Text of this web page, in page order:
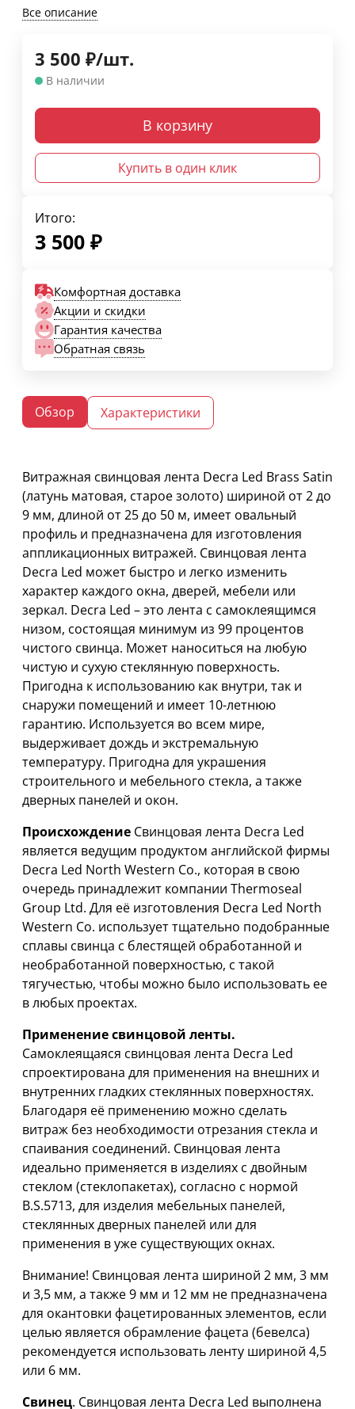
Все описание
3 500 ₽/шт.
В наличии
В корзину
Купить в один клик
Итого:
3 500 ₽
Комфортная доставка
Акции и скидки
Гарантия качества
Обратная связь
Обзор Характеристики
Витражная свинцовая лента Decra Led Brass Satin
(латунь матовая, старое золото) шириной от 2 до
9 мм, длиной от 25 до 50 м, имеет овальный
профиль и предназначена для изготовления
аппликационных витражей. Свинцовая лента
Decra Led может быстро и легко изменить
характер каждого окна, дверей, мебели или
зеркал. Decra Led – это лента с самоклеящимся
низом, состоящая минимум из 99 процентов
чистого свинца. Может наноситься на любую
чистую и сухую стеклянную поверхность.
Пригодна к использованию как внутри, так и
снаружи помещений и имеет 10-летнюю
гарантию. Используется во всем мире,
выдерживает дождь и экстремальную
температуру. Пригодна для украшения
строительного и мебельного стекла, а также
дверных панелей и окон.
Происхождение Свинцовая лента Decra Led
является ведущим продуктом английской фирмы
Decra Led North Western Co., которая в свою
очередь принадлежит компании Thermoseal
Group Ltd. Для её изготовления Decra Led North
Western Co. использует тщательно подобранные
сплавы свинца с блестящей обработанной и
необработанной поверхностью, с такой
тягучестью, чтобы можно было использовать ее
в любых проектах.
Применение свинцовой ленты.
Самоклеящаяся свинцовая лента Decra Led
спроектирована для применения на внешних и
внутренних гладких стеклянных поверхностях.
Благодаря её применению можно сделать
витраж без необходимости отрезания стекла и
спаивания соединений. Свинцовая лента
идеально применяется в изделиях с двойным
стеклом (стеклопакетах), согласно с нормой
B.S.5713, для изделия мебельных панелей,
стеклянных дверных панелей или для
применения в уже существующих окнах.
Внимание! Свинцовая лента шириной 2 мм, 3 мм
и 3,5 мм, а также 9 мм и 12 мм не предназначена
для окантовки фацетированных элементов, если
целью является обрамление фацета (бевелса)
рекомендуется использовать ленту шириной 4,5
или 6 мм.
Свинец. Свинцовая лента Decra Led выполнена